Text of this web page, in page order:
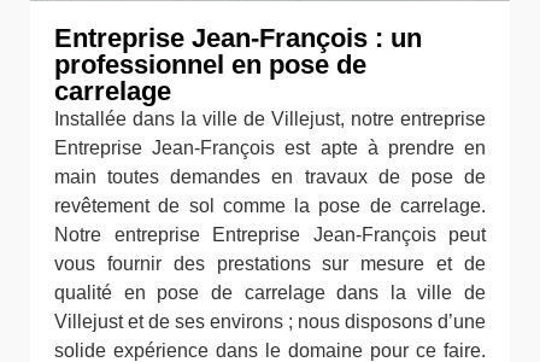
Entreprise Jean-François : un
professionnel en pose de
carrelage
Installée dans la ville de Villejust, notre entreprise
Entreprise Jean-François est apte à prendre en
main toutes demandes en travaux de pose de
revêtement de sol comme la pose de carrelage.
Notre entreprise Entreprise Jean-François peut
vous fournir des prestations sur mesure et de
qualité en pose de carrelage dans la ville de
Villejust et de ses environs ; nous disposons d’une
solide expérience dans le domaine pour ce faire.